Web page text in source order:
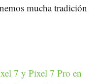
mucha tradición
7 y Pixel 7 Pro en